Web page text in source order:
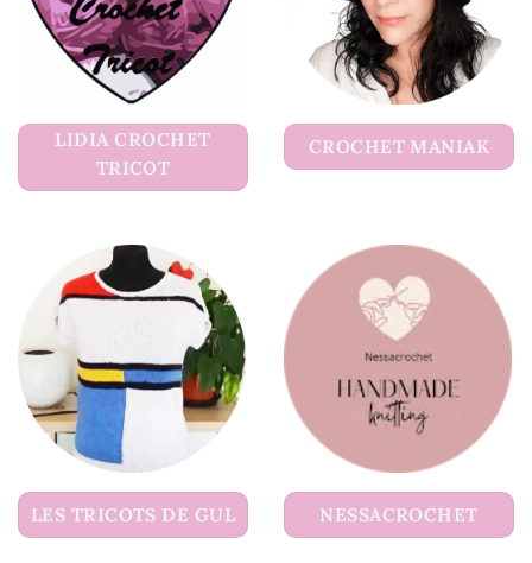
LIDIA CROCHET
TRICOT
CROCHET MANIAK
LES TRICOTS DE GUL NESSACROCHET